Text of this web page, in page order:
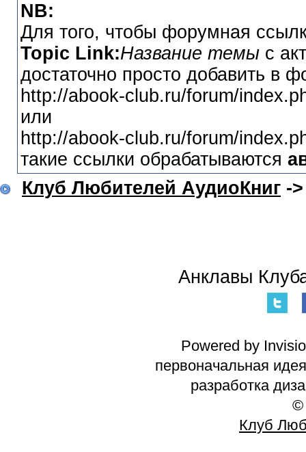
NB:
Для того, чтобы форумная
Topic Link:Название темыс
достаточно просто добавить в
http://abook-club.ru/forum/
или
http://abook-club.ru/forum/
такие ссылки обрабатываются
Клуб Любителей АудиоКниг -
Анклавы
Powered by
первоначальная
разработка
©
Клуб